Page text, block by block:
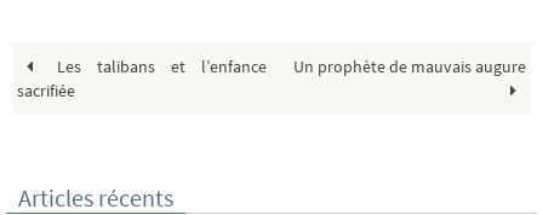
Les talibans et l’enfance
sacrifiée
Un prophète de mauvais augure
Articles récents